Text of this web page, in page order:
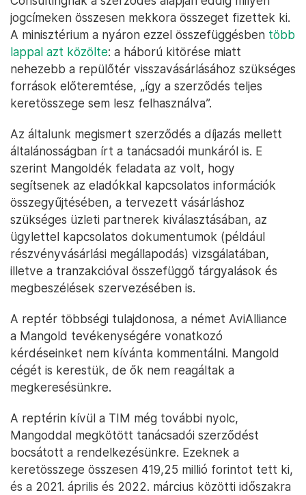
jogcímeken összesen mekkora összeget fizettek ki.
A minisztérium a nyáron ezzel összefüggésben több
lappal azt közölte: a háború kitörése miatt
nehezebb a repülőtér visszavásárlásához szükséges
források előteremtése, „így a szerződés teljes
keretösszege sem lesz felhasználva”.
Az általunk megismert szerződés a díjazás mellett
általánosságban írt a tanácsadói munkáról is. E
szerint Mangoldék feladata az volt, hogy
segítsenek az eladókkal kapcsolatos információk
összegyűjtésében, a tervezett vásárláshoz
szükséges üzleti partnerek kiválasztásában, az
ügylettel kapcsolatos dokumentumok (például
részvényvásárlási megállapodás) vizsgálatában,
illetve a tranzakcióval összefüggő tárgyalások és
megbeszélések szervezésében is.
A reptér többségi tulajdonosa, a német AviAlliance
a Mangold tevékenységére vonatkozó
kérdéseinket nem kívánta kommentálni. Mangold
cégét is kerestük, de ők nem reagáltak a
megkeresésünkre.
A reptérin kívül a TIM még további nyolc,
Mangoddal megkötött tanácsadói szerződést
bocsátott a rendelkezésünkre. Ezeknek a
keretösszege összesen 419,25 millió forintot tett ki,
és a 2021. április és 2022. március közötti időszakra